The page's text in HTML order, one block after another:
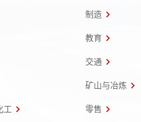
制造
教育
交通
矿山与冶炼
工 零售